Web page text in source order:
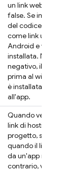
un link web. Il
false. Se
del codice
come link
Android e verrà
installata. Nel
negativo, il
prima al widget
è installata,
all'app.
Quando
link di hosting
progetto,
quando il link
da un'app
contrario, viene